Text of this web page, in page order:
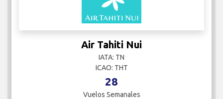
Air Tahiti Nui
IATA: TN
ICAO: THT
28
Vuelos Semanales